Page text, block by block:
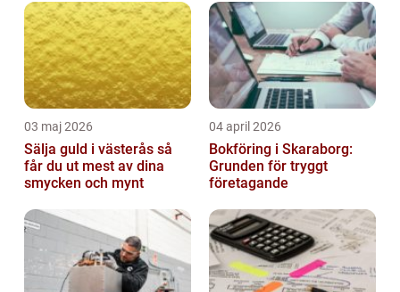
investerarnas sentiment. Genom ...
03 maj 2026
Sälja guld i västerås så
får du ut mest av dina
smycken och mynt
04 april 2026
Bokföring i Skaraborg:
Grunden för tryggt
företagande